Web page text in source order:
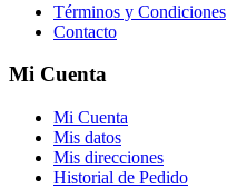
Términos y Condiciones
Contacto
Mi Cuenta
Mi Cuenta
Mis datos
Mis direcciones
Historial de Pedido